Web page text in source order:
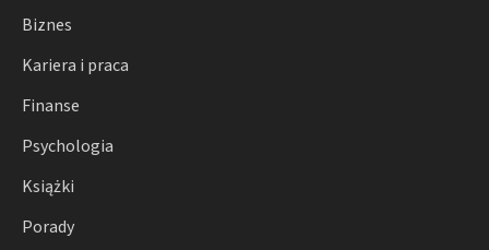
Biznes
Kariera i praca
Finanse
Psychologia
Książki
Porady